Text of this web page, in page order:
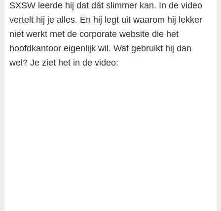
SXSW leerde hij dat dát slimmer kan. In de video
vertelt hij je alles. En hij legt uit waarom hij lekker
niet werkt met de corporate website die het
hoofdkantoor eigenlijk wil. Wat gebruikt hij dan
wel? Je ziet het in de video: